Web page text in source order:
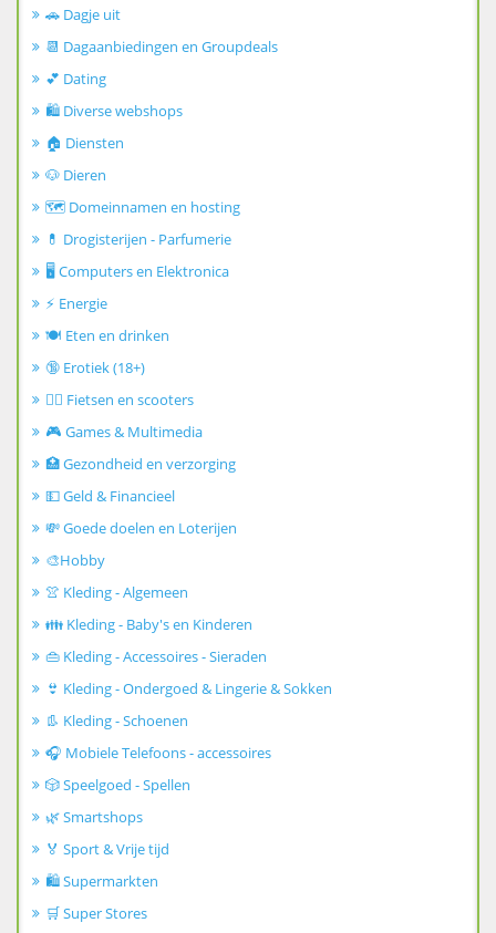
🚗 Dagje uit
📆 Dagaanbiedingen en Groupdeals
💕 Dating
🛍️ Diverse webshops
🏠 Diensten
🐶 Dieren
🗺️ Domeinnamen en hosting
💊 Drogisterijen - Parfumerie
🖥️ Computers en Elektronica
⚡ Energie
🍽️ Eten en drinken
🔞 Erotiek (18+)
🚴‍♂️ Fietsen en scooters
🎮 Games & Multimedia
🏥 Gezondheid en verzorging
💵 Geld & Financieel
💸 Goede doelen en Loterijen
🎨Hobby
👚 Kleding - Algemeen
👪 Kleding - Baby's en Kinderen
👜 Kleding - Accessoires - Sieraden
👙 Kleding - Ondergoed & Lingerie & Sokken
👢 Kleding - Schoenen
🎧 Mobiele Telefoons - accessoires
🎲 Speelgoed - Spellen
🌿 Smartshops
🏅 Sport & Vrije tijd
🛍️ Supermarkten
🛒 Super Stores